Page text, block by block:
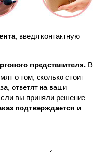
, введя контактную
представителя. В
о том, сколько стоит
ответят на ваши
вы приняли решение
подтверждается и